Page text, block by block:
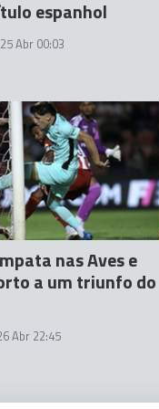
espanhol
25 Abr 00:03
nas Aves e
a um triunfo do
Abr 22:45